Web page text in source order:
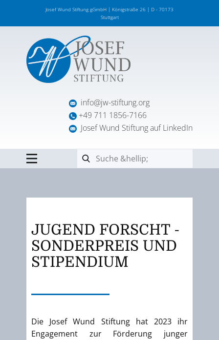
Josef Wund Stiftung gGmbH | Königstraße 26 | D - 70173
Stuttgart
info@jw-stiftung.org
+49 711 1856-7166
Josef Wund Stiftung auf LinkedIn
JUGEND FORSCHT -
SONDERPREIS UND
STIPENDIUM
Die Josef Wund Stiftung hat 2023 ihr
Engagement zur Förderung junger